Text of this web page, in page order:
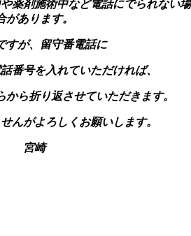
薬剤施術中など電話にでられない場
があります。
すが、留守番電話に
番号を入れていただければ、
ら折り返させていただきます。
んがよろしくお願いします。
宮崎